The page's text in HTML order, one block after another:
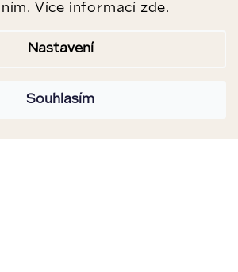
Více informací zde.
Nastavení
Souhlasím